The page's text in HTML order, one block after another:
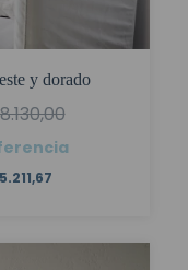
y dorado